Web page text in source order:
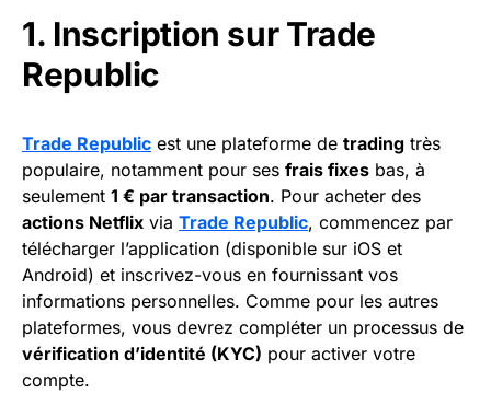
1. Inscription sur Trade
Republic
Trade Republic est une plateforme de trading très
populaire, notamment pour ses frais fixes bas, à
seulement 1 € par transaction. Pour acheter des
actions Netflix via Trade Republic, commencez par
télécharger l’application (disponible sur iOS et
Android) et inscrivez-vous en fournissant vos
informations personnelles. Comme pour les autres
plateformes, vous devrez compléter un processus de
vérification d’identité (KYC) pour activer votre
compte.